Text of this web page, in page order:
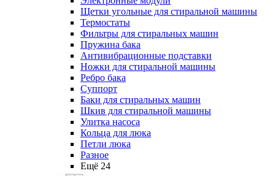
Щетки угольные для стиральной машины
Термостаты
Фильтры для стиральных машин
Пружина бака
Антивибрационные подставки
Ножки для стиральной машины
Ребро бака
Суппорт
Баки для стиральных машин
Шкив для стиральной машины
Улитка насоса
Кольца для люка
Петли люка
Разное
Ещё 24